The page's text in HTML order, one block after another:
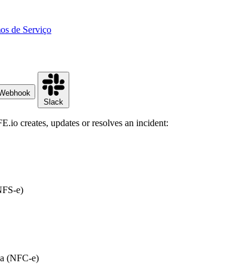
de Serviço
Slack
creates, updates or resolves an incident:
e)
(NFC-e)